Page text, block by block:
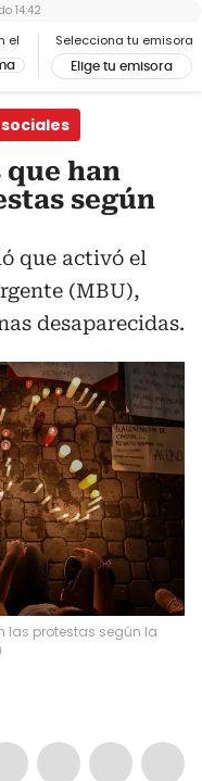
el Selecciona tu emisora
Elige tu emisora
14:42
que han
según
que activó el
(MBU),
desaparecidas.
las protestas según la